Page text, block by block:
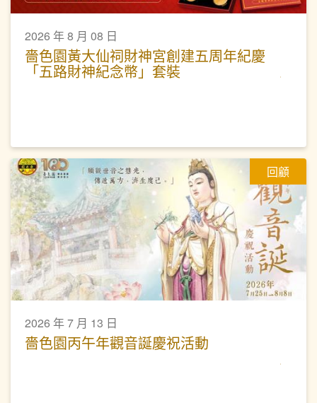
2026 年 8 月 08 日
嗇色園黃大仙祠財神宮創建五周年紀慶
「五路財神紀念幣」套裝
回顧
2026 年 7 月 13 日
嗇色園丙午年觀音誕慶祝活動